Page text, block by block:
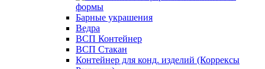
формы
Барные украшения
Ведра
ВСП Контейнер
ВСП Стакан
Контейнер для конд. изделий (Коррексы